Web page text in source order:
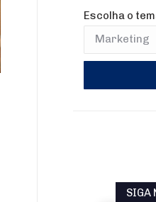
Escolha o
SIGA